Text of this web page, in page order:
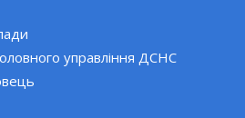
управління ДСНС